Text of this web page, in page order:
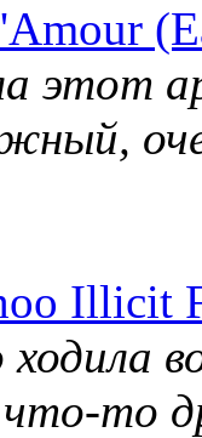
этот
Illicit
ходила
то